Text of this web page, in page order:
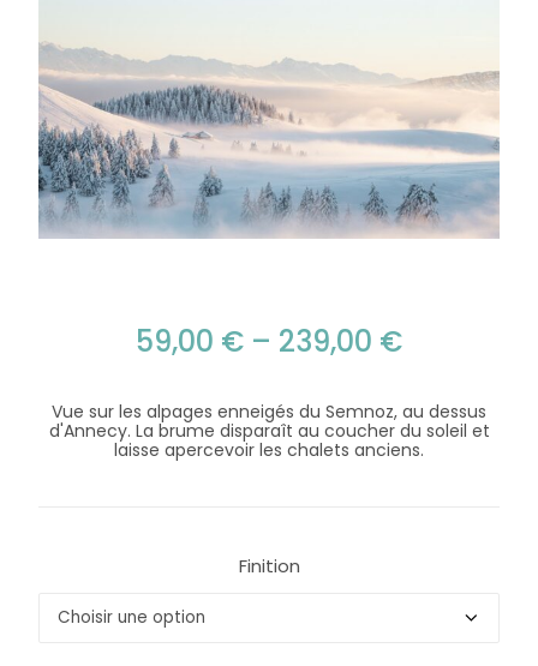
59,00 € – 239,00 €
Vue sur les alpages enneigés du Semnoz, au dessus
d'Annecy. La brume disparaît au coucher du soleil et
laisse apercevoir les chalets anciens.
Finition